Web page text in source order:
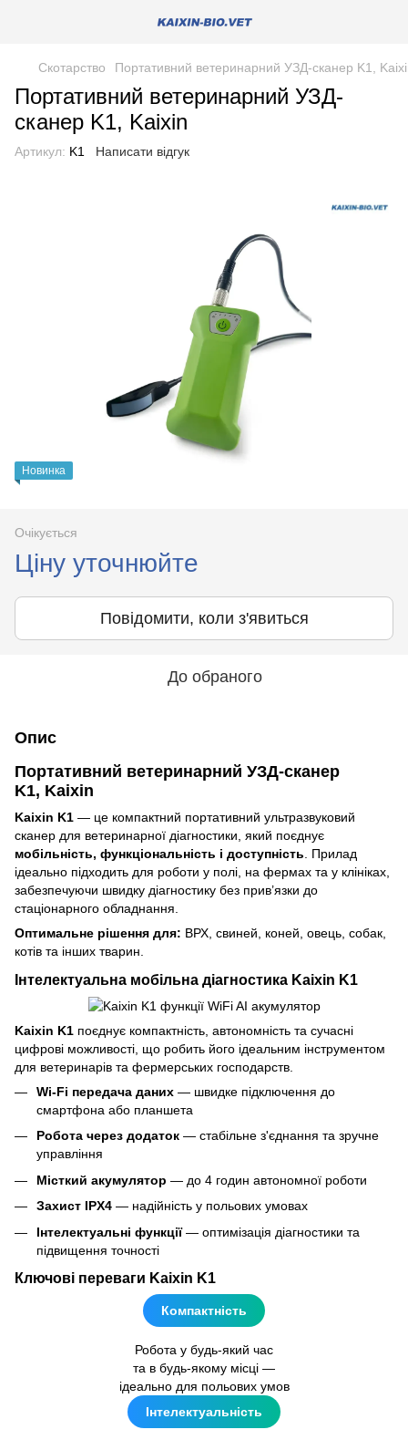
Скотарство Портативний ветеринарний УЗД-сканер K1,
Портативний ветеринарний УЗД-
сканер K1, Kaixin
Артикул: K1 Написати відгук
Новинка
Очікується
Ціну уточнюйте
Повідомити, коли з'явиться
До обраного
Опис
Портативний ветеринарний УЗД-сканер
K1, Kaixin
Kaixin K1 — це компактний портативний ультразвуковий
сканер для ветеринарної діагностики, який поєднує
мобільність, функціональність і доступність . Прилад
ідеально підходить для роботи у полі, на фермах та у клініках,
забезпечуючи швидку діагностику без прив’язки до
стаціонарного обладнання.
Оптимальне рішення для: ВРХ, свиней, коней, овець, собак,
котів та інших тварин.
Інтелектуальна мобільна діагностика Kaixin K1
Kaixin K1 поєднує компактність, автономність та сучасні
цифрові можливості, що робить його ідеальним інструментом
для ветеринарів та фермерських господарств.
Wi-Fi передача даних — швидке підключення до
смартфона або планшета
Робота через додаток — стабільне з'єднання та зручне
управління
Місткий акумулятор — до 4 годин автономної роботи
Захист IPX4 — надійність у польових умовах
Інтелектуальні функції— оптимізація діагностики та
підвищення точності
Ключові переваги Kaixin K1
Компактність
Робота у будь-який час
та в будь-якому місці —
ідеально для польових умов
Інтелектуальність